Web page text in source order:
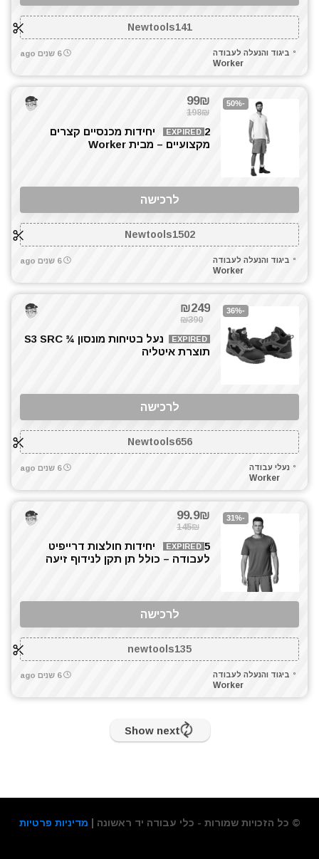
Newtools141
ביגוד והנעלה לעבודה
Worker
6 שנים ago
-50%
99₪
198₪
EXPIRED
2 יחידות מכנסיים קצרים
מקצועיים – מבית Worker
לרכישה
Newtools1502
ביגוד והנעלה לעבודה
Worker
6 שנים ago
-36%
₪249
₪390
EXPIRED
נעל בטיחות מונסון ¾ S3 SRC
תוצרת איטליה
לרכישה
Newtools656
נעלי עבודה
Worker
6 שנים ago
-31%
99.9₪
145₪
EXPIRED
5 יחידות חולצות דרייפיט
לעבודה – כולל תן תקן לנידוף זיעה
לרכישה
newtools135
ביגוד והנעלה לעבודה
Worker
6 שנים ago
Show next
© כל הזכויות שמורות - כלי עבודה יד ראשונה | מדיניות פרטיות